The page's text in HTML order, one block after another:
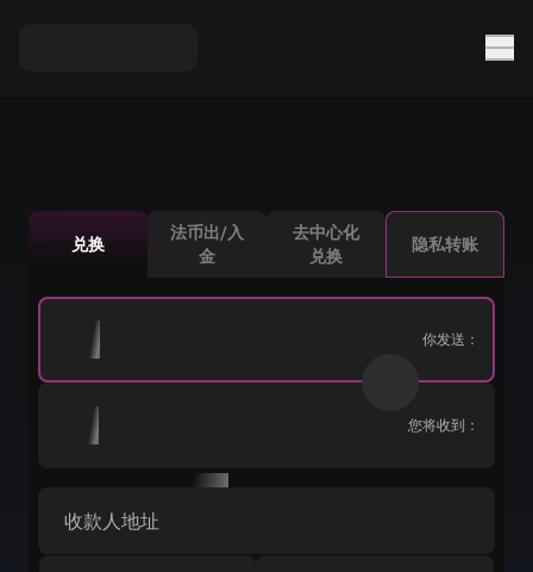
兑换
法币出/入
金
去中心化
兑换
隐私转账
你发送：
您将收到：
收款人地址